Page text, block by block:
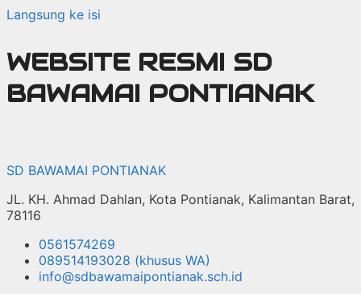
Langsung ke isi
WEBSITE RESMI SD
BAWAMAI PONTIANAK
SD BAWAMAI PONTIANAK
JL. KH. Ahmad Dahlan, Kota Pontianak, Kalimantan Barat,
78116
0561574269
089514193028 (khusus WA)
info@sdbawamaipontianak.sch.id